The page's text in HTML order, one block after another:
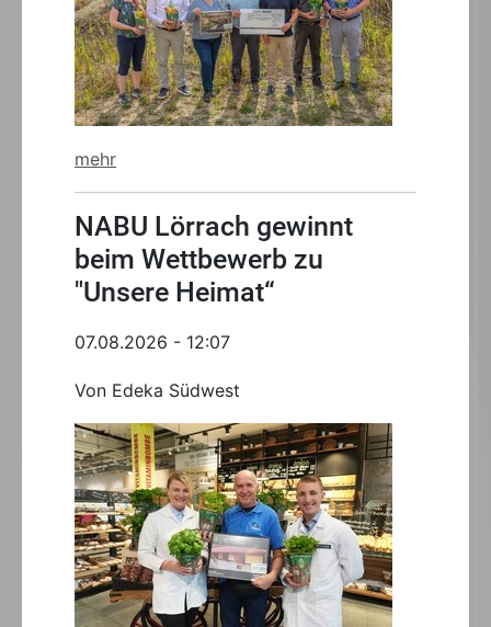
mehr
NABU Lörrach gewinnt
beim Wettbewerb zu
"Unsere Heimat“
07.08.2026 - 12:07
Von Edeka Südwest